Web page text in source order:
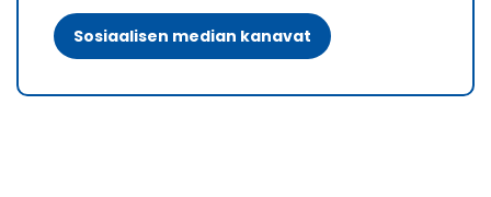
Sosiaalisen median kanavat